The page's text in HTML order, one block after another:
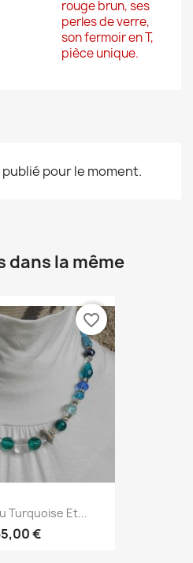
rouge brun, ses
perles de verre,
sonfermoir en T,
pièce unique.
pour le moment.
dans la même
Turquoise Et...
€
favorite_border